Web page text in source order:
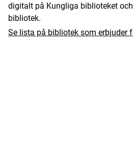
digitalt på Kungliga biblioteket
bibliotek.
Se lista på bibliotek som erbjuder